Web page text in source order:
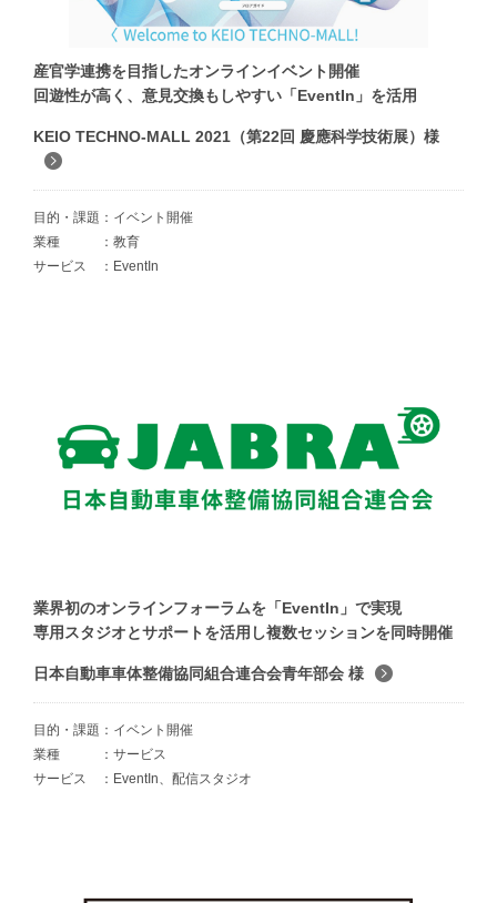
産官学連携を目指したオンラインイベント開催
回遊性が高く、意見交換もしやすい「EventIn」を活用
KEIO TECHNO-MALL 2021（第22回 慶應科学技術展）様
目的・課題
イベント開催
業種
教育
サービス
EventIn
業界初のオンラインフォーラムを「EventIn」で実現
専用スタジオとサポートを活用し複数セッションを同時開催
日本自動車車体整備協同組合連合会青年部会 様
目的・課題
イベント開催
業種
サービス
サービス
EventIn、配信スタジオ